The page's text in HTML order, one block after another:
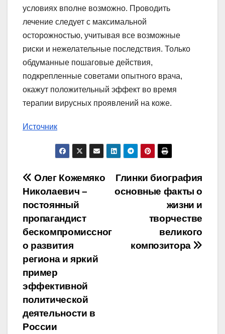
условиях вполне возможно. Проводить
лечение следует с максимальной
осторожностью, учитывая все возможные
риски и нежелательные последствия. Только
обдуманные пошаговые действия,
подкрепленные советами опытного врача,
окажут положительный эффект во время
терапии вирусных проявлений на коже.
Источник
Навигация
по
записям
Глинки биография
основные факты о
жизни и
творчестве
великого
композитора
Олег Кожемяко
Николаевич –
постоянный
пропагандист
бескомпромиссног
о развития
региона и яркий
пример
эффективной
политической
деятельности в
России